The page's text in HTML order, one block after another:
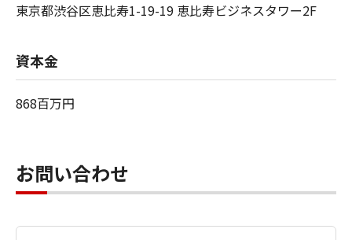
東京都渋谷区恵比寿1-19-19 恵比寿ビジネスタワー2F
資本金
868百万円
お問い合わせ